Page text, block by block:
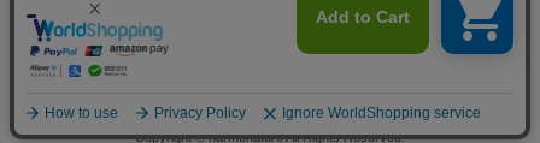
Copyright © harmonature All Rights Reserved.